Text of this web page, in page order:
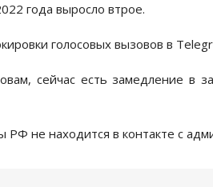
года выросло втрое.
голосовых вызовов в
сейчас есть замедление в
не находится в контакте с